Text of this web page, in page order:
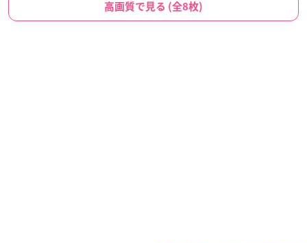
高画質で見る (全8枚)